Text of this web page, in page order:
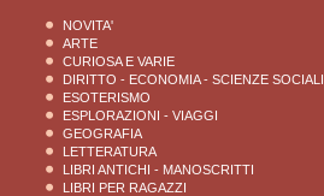
NOVITA'
ARTE
CURIOSA E VARIE
DIRITTO - ECONOMIA - SCIENZE SOCIALI
ESOTERISMO
ESPLORAZIONI - VIAGGI
GEOGRAFIA
LETTERATURA
LIBRI ANTICHI - MANOSCRITTI
LIBRI PER RAGAZZI